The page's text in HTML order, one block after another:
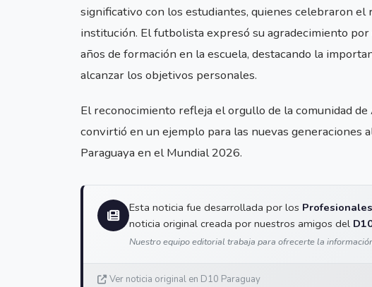
significativo con los estudiantes, quienes celebraron
institución. El futbolista expresó su agradecimiento
años de formación en la escuela, destacando la
alcanzar los objetivos personales.
El reconocimiento refleja el orgullo de la comunidad
convirtió en un ejemplo para las nuevas generaciones
Paraguaya en el Mundial 2026.
Esta noticia fue desarrollada por los
noticia original creada por nuestros amigos del
Nuestro equipo editorial trabaja para ofrecerte la
Ver noticia original en D10 Paraguay